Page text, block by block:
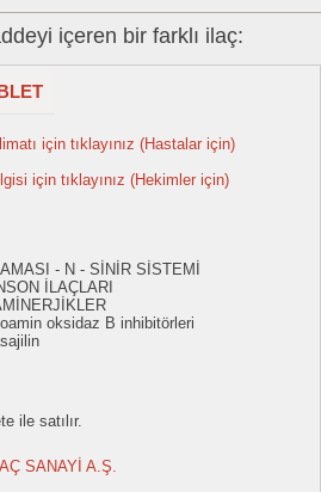
içeren bir farklı ilaç:
için tıklayınız (Hastalar için)
için tıklayınız (Hekimler için)
- N - SİNİR SİSTEMİ
İLAÇLARI
oksidaz B inhibitörleri
ile satılır.
SANAYİ A.Ş.